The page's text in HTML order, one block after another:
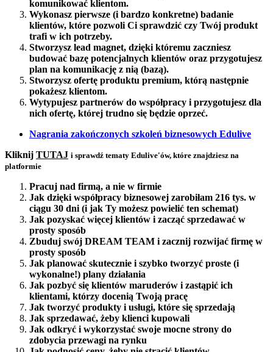
komunikować klientom.
Wykonasz pierwsze (i bardzo konkretne) badanie
klientów, które pozwoli Ci sprawdzić czy Twój produkt
trafi w ich potrzeby.
Stworzysz lead magnet, dzięki któremu zaczniesz
budować bazę potencjalnych klientów oraz przygotujesz
plan na komunikację z nią (bazą).
Stworzysz ofertę produktu premium, którą następnie
pokażesz klientom.
Wytypujesz partnerów do współpracy i przygotujesz dla
nich ofertę, której trudno się będzie oprzeć.
Nagrania zakończonych szkoleń biznesowych Edulive
Kliknij TUTAJ i sprawdź tematy Edulive'ów, które znajdziesz na
platformie
Pracuj nad firmą, a nie w firmie
Jak dzięki współpracy biznesowej zarobiłam 216 tys. w
ciągu 30 dni (i jak Ty możesz powielić ten schemat)
Jak pozyskać więcej klientów i zacząć sprzedawać w
prosty sposób
Zbuduj swój DREAM TEAM i zacznij rozwijać firmę w
prosty sposób
Jak planować skutecznie i szybko tworzyć proste (i
wykonalne!) plany działania
Jak pozbyć się klientów maruderów i zastąpić ich
klientami, którzy docenią Twoją pracę
Jak tworzyć produkty i usługi, które się sprzedają
Jak sprzedawać, żeby klienci kupowali
Jak odkryć i wykorzystać swoje mocne strony do
zdobycia przewagi na rynku